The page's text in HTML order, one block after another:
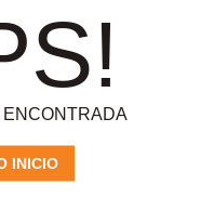
ENCONTRADA
INICIO